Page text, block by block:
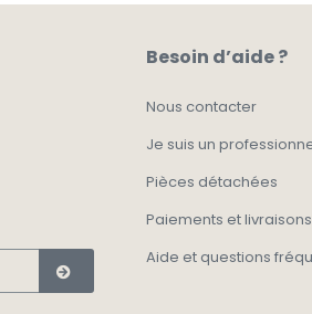
Besoin d’aide ?
Nous contacter
Je suis un
Pièces détachées
Paiements et livraisons
Aide et questions